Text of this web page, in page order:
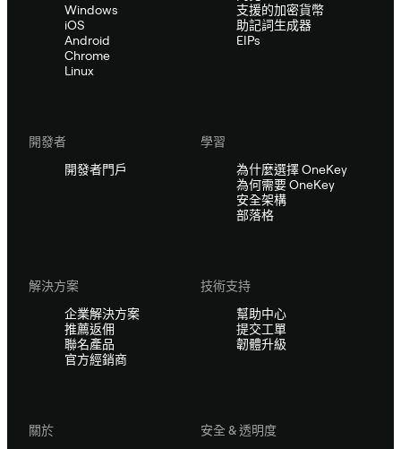
Windows
iOS
Android
Chrome
Linux
支援的加密貨幣
助記詞生成器
EIPs
開發者
開發者門戶
學習
為什麼選擇 OneKey
為何需要 OneKey
安全架構
部落格
解決方案
企業解決方案
推薦返佣
聯名產品
官方經銷商
技術支持
幫助中心
提交工單
韌體升級
關於
安全 & 透明度